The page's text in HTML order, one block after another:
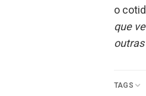
o
que
TAGS